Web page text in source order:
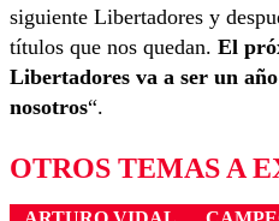
siguiente Libertadores y
títulos que nos quedan. El
Libertadores va a ser un
nosotros“.
OTROS TEMAS A